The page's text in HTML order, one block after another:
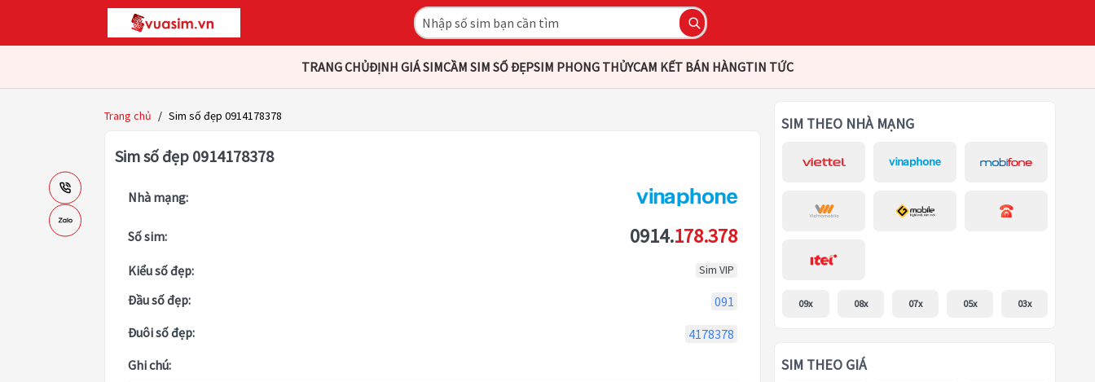
TRANG CHỦĐỊNH GIÁ SIMCẦM SIM SỐ ĐẸPSIM PHONG THỦYCAM KẾT BÁN HÀNGTIN TỨC
Trang chủ / Sim số đẹp 0914178378
Sim số đẹp 0914178378
Nhà mạng:
Số sim: 0914.178.378
Kiểu số đẹp: Sim VIP
Đầu số đẹp:
091
Đuôi số đẹp:
4178378
Ghi chú:
SIM THEO NHÀ MẠNG
09x 08x 07x 05x 03x
SIM THEO GIÁ